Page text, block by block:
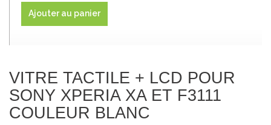
Ajouter au panier
VITRE TACTILE + LCD POUR
SONY XPERIA XA ET F3111
COULEUR BLANC